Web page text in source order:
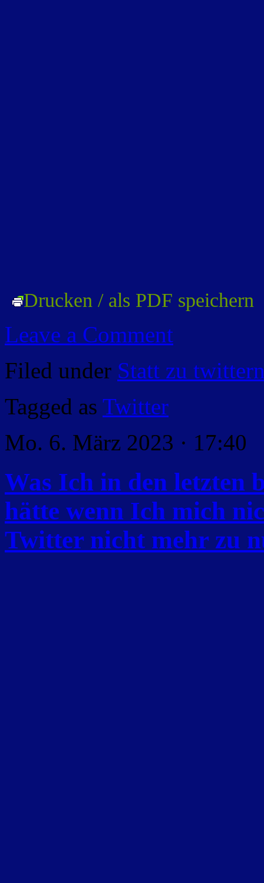
Drucken / als PDF speichern
Leave a Comment
Filed under Statt zu
Tagged as Twitter
Mo. 6. März 2023 · 17:40
Was Ich in den letzten
hätte wenn Ich mich
Twitter nicht mehr zu